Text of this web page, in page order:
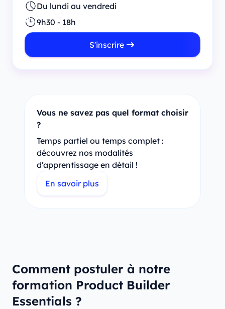
Du lundi au vendredi
9h30 - 18h
S'inscrire
Vous ne savez pas quel format choisir
?
Temps partiel ou temps complet :
découvrez nos modalités
d’apprentissage en détail !
En savoir plus
Comment postuler à notre
formation Product Builder
Essentials ?